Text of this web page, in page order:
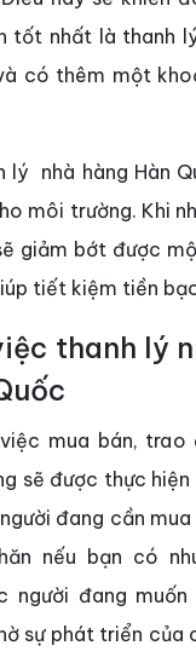
tốt nhất là thanh
có thêm một
lý nhà hàng Hàn
môi trường. Khi
giảm bớt được
tiết kiệm tiền
thanh lý
việc mua bán,
sẽ được thực hiện
đang cần mua
nếu bạn có
người đang muốn
sự phát triển của